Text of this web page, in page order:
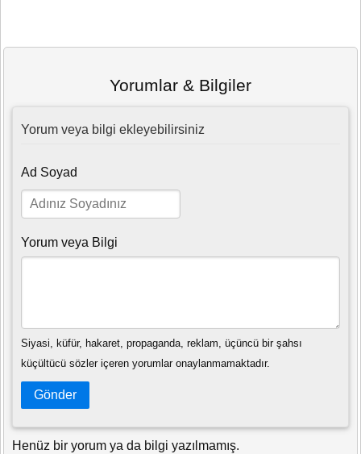
Yorumlar & Bilgiler
Yorum veya bilgi ekleyebilirsiniz
Ad Soyad
Yorum veya Bilgi
Siyasi, küfür, hakaret, propaganda, reklam, üçüncü bir şahsı
küçültücü sözler içeren yorumlar onaylanmamaktadır.
Gönder
Henüz bir yorum ya da bilgi yazılmamış.